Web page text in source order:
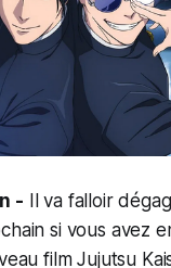
- Il va falloir
si vous avez
film Jujutsu